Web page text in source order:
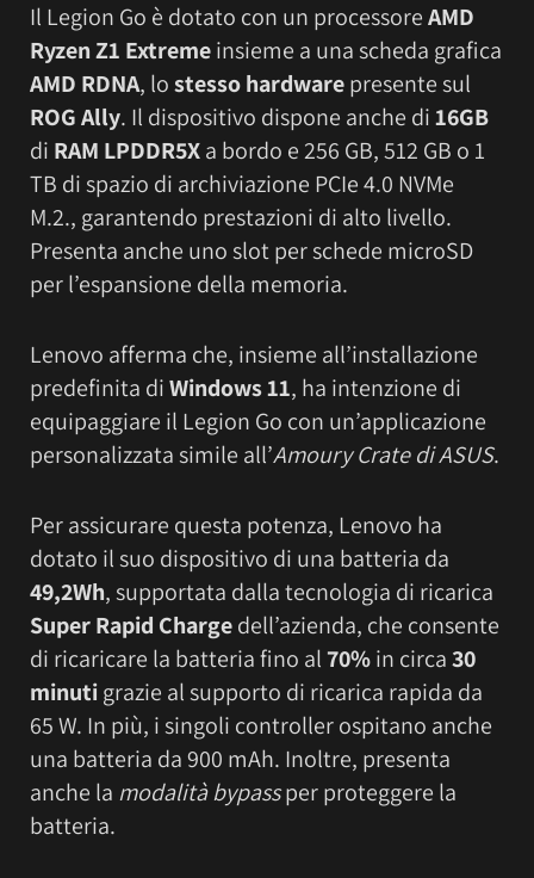
Il Legion Go è dotato con un processoreAMD
Ryzen Z1 Extremeinsieme a una scheda grafica
AMD RDNA, lostesso hardwarepresente sul
ROG Ally. Il dispositivo dispone anche di16GB
di RAM LPDDR5Xa bordo e 256 GB, 512 GB o 1
TB di spazio di archiviazione PCIe 4.0 NVMe
M.2., garantendo prestazioni di alto livello.
Presenta anche uno slot per schede microSD
per l’espansione della memoria.
Lenovo afferma che, insieme all’installazione
predefinita diWindows 11, ha intenzione di
equipaggiare il Legion Go con un’applicazione
personalizzata simile all’Amoury Crate di ASUS.
Per assicurare questa potenza, Lenovo ha
dotato il suo dispositivo di una batteria da
49,2Wh, supportata dalla tecnologia di ricarica
Super Rapid Chargedell’azienda, che consente
di ricaricare la batteria fino al70%in circa30
minutigrazie al supporto di ricarica rapida da
65 W. In più, i singoli controller ospitano anche
una batteria da 900 mAh. Inoltre, presenta
anche la modalità bypassper proteggere la
batteria.